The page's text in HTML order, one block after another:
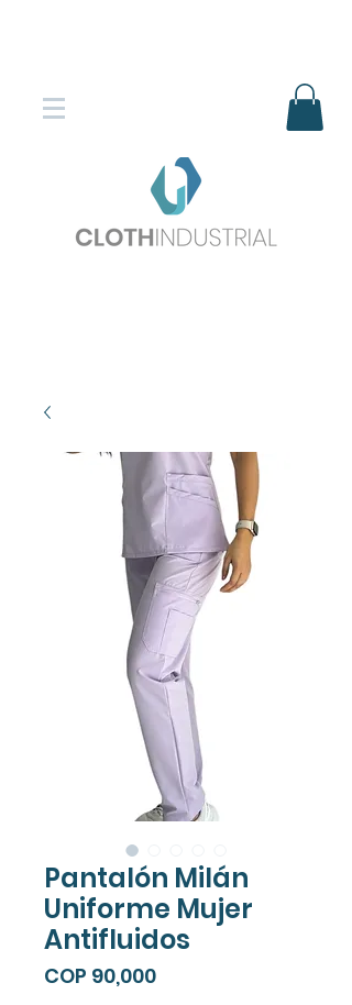
Pantalón Milán
Uniforme Mujer
Antifluidos
COP 90,000Price